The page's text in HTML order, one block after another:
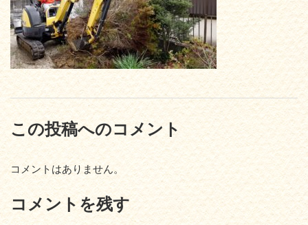
この投稿へのコメント
コメントはありません。
コメントを残す